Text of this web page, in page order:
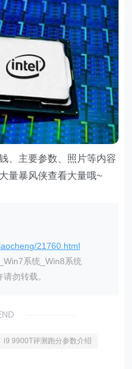
、主要参数、照片等内容
量暴风侠查看大量哦~
21760.html
系统_Win8系统
勿转载。
i9 9900T评测跑分参数介绍